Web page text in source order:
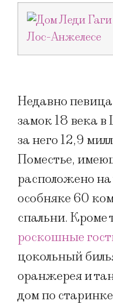
Недавно
замок 18 века
за него 12,9
Поместье,
расположено на
особняке 60
спальни. Кроме
роскошные
цокольный
оранжерея и
дом по